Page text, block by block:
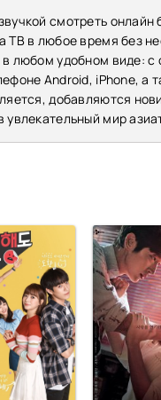
смотреть
в любое время без
любом удобном виде: с
Android, iPhone, а
добавляются
мир